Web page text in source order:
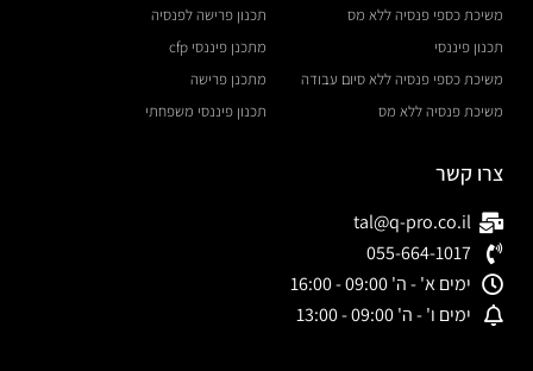
משיכת כספי פנסיה ללא מס
תכנון פיננסי
משיכת כספי פנסיה ללא סיום עבודה
משיכת פנסיה ללא מס
תכנון פרישה לפנסיה
מתכנן פיננסי cfp
מתכנן פרישה
תכנון פיננסי משפחתי
צרו קשר
tal@q-pro.co.il
055-664-1017
ימים א' - ה' 09:00 - 16:00
ימים ו' - ה' 09:00 - 13:00